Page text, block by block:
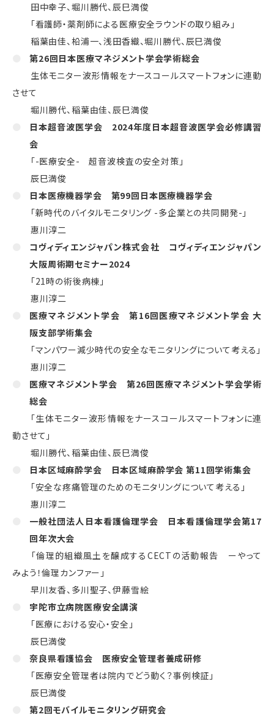
田中幸子、堀川勝代、辰巳満俊
「看護師・薬剤師による医療安全ラウンドの取り組み」
稲葉由佳、柗浦一、浅田香織、堀川勝代、辰巳満俊
第26回日本医療マネジメント学会学術総会
生体モニター波形情報をナースコールスマートフォンに連動
させて
堀川勝代、稲葉由佳、辰巳満俊
日本超音波医学会 2024年度日本超音波医学会必修講習
会
「-医療安全- 超音波検査の安全対策」
辰巳満俊
日本医療機器学会 第99回日本医療機器学会
「新時代のバイタルモニタリング -多企業との共同開発- 」
惠川淳二
コヴィディエンジャパン株式会社 コヴィディエンジャパン
大阪周術期セミナー2024
「21時の術後病棟」
惠川淳二
医療マネジメント学会 第16回医療マネジメント学会 大
阪支部学術集会
「マンパワー減少時代の安全なモニタリングについて考える」
惠川淳二
医療マネジメント学会 第26回医療マネジメント学会学術
総会
「生体モニター波形情報をナースコールスマートフォンに連
動させて」
堀川勝代、稲葉由佳、辰巳満俊
日本区域麻酔学会 日本区域麻酔学会 第11回学術集会
「安全な疼痛管理のためのモニタリングについて考える」
惠川淳二
一般社団法人日本看護倫理学会 日本看護倫理学会第17
回年次大会
「倫理的組織風土を醸成する CECT の活動報告 ーやって
みよう！倫理カンファー」
早川友香、多川聖子、伊藤雪絵
宇陀市立病院医療安全講演
「医療における安心・安全」
辰巳満俊
奈良県看護協会 医療安全管理者養成研修
「医療安全管理者は院内でどう動く？事例検証」
辰巳満俊
第2回モバイルモニタリング研究会